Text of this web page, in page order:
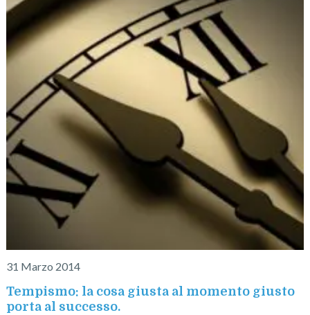
31 Marzo 2014
Tempismo: la cosa giusta al momento giusto
porta al successo.